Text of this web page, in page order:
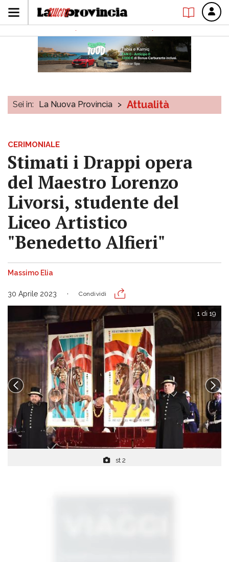
Sei in: La Nuova Provincia > Attualità
CERIMONIALE
Stimati i Drappi opera
del Maestro Lorenzo
Livorsi, studente del
Liceo Artistico
"Benedetto Alfieri"
Massimo Elia
30 Aprile 2023 Condividi
st 2
1 di 19